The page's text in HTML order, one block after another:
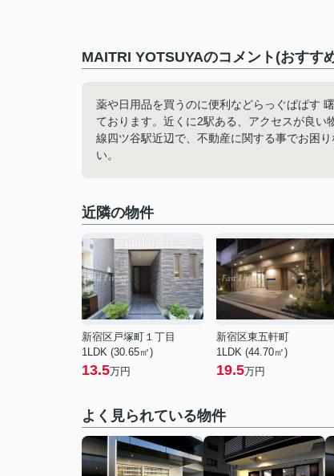
MAITRI YOTSUYAのコメント(おすす
薬や日用品を買うのに便利などらっぐぱぱす
ております。近くに2駅ある、アクセスが良
線四ツ谷駅近辺で、不動産に関する事でお困
い。
近隣の物件
新宿区戸塚町１丁目
1LDK (30.65㎡)
13.5万円
新宿区東五軒町
1LDK (44.70㎡)
19.5万円
よく見られている物件